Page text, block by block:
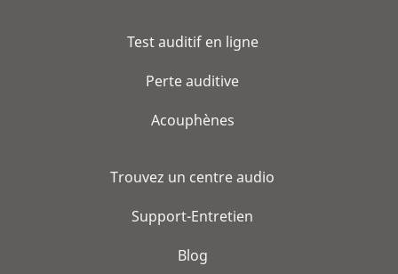
Test auditif en ligne
Perte auditive
Acouphènes
Trouvez un centre audio
Support-Entretien
Blog